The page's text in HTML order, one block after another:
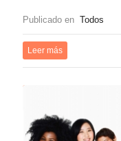
Publicado en Todos
Leer más